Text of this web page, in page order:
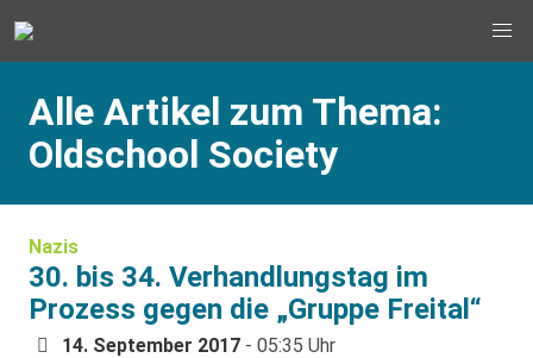
Alle Artikel zum Thema:
Oldschool Society
Nazis
30. bis 34. Verhandlungstag im
Prozess gegen die „Gruppe Freital“
14. September 2017 - 05:35 Uhr